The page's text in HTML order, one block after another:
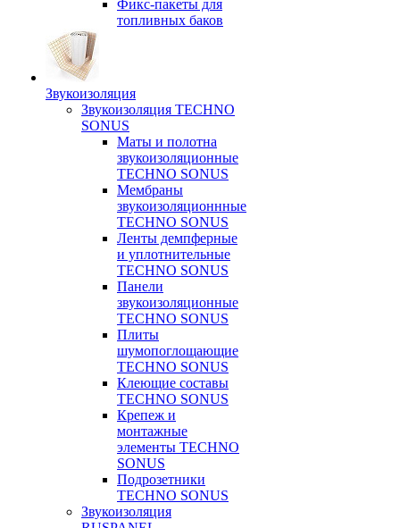
Фикс-пакеты для
топливных баков
Звукоизоляция
Звукоизоляция TECHNO
SONUS
Маты и полотна
звукоизоляционные
TECHNO SONUS
Мембраны
звукоизоляционнные
TECHNO SONUS
Ленты демпферные
и уплотнительные
TECHNO SONUS
Панели
звукоизоляционные
TECHNO SONUS
Плиты
шумопоглощающие
TECHNO SONUS
Клеющие составы
TECHNO SONUS
Крепеж и
монтажные
элементы TECHNO
SONUS
Подрозетники
TECHNO SONUS
Звукоизоляция